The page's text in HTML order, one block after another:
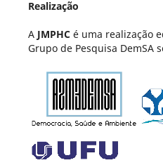
Realização
A JMPHCé uma realização
Grupo de Pesquisa DemSA